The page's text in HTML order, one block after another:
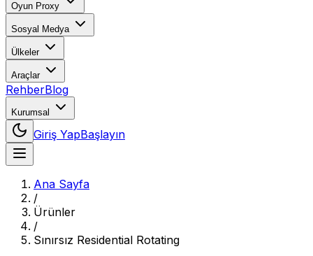
Oyun Proxy
Sosyal Medya
Ülkeler
Araçlar
RehberBlog
Kurumsal
Giriş YapBaşlayın
Ana Sayfa
/
Ürünler
/
Sınırsız Residential Rotating